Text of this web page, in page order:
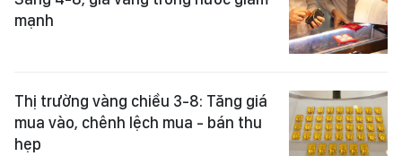
mạnh
Thị trường vàng chiều 3-8: Tăng giá
mua vào, chênh lệch mua - bán thu
hẹp